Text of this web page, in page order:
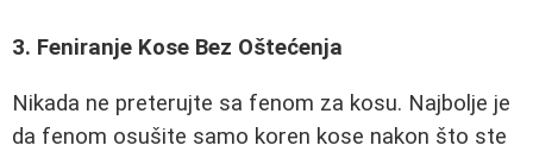
3. Feniranje Kose Bez Oštećenja
Nikada ne preterujte sa fenom za kosu. Najbolje je
da fenom osušite samo koren kose nakon što ste